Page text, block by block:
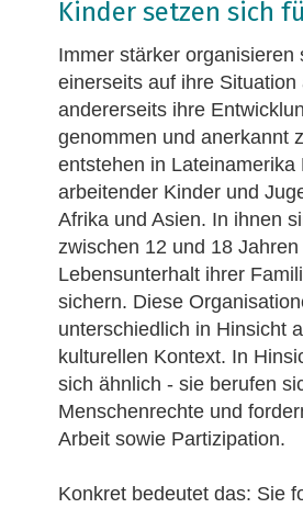
Kinder setzen sich
Immer stärker
einerseits auf ihre
andererseits ihre
genommen und anerkannt
entstehen in
arbeitender Kinder und
Afrika und Asien. In ihnen
zwischen 12 und 18
Lebensunterhalt ihrer
sichern. Diese
unterschiedlich in Hinsicht
kulturellen Kontext. In
sich ähnlich - sie berufen
Menschenrechte und
Arbeit sowie Partizipation.
Konkret bedeutet das: Sie